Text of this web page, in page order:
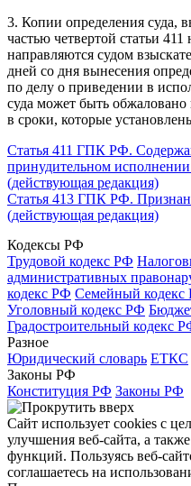
3. Копии определения суда,
частью четвертой статьи 411
направляются судом
дней со дня вынесения
по делу о приведении в
суда может быть
в сроки, которые
Статья 411 ГПК РФ.
принудительном
(действующая редакция)
Статья 413 ГПК РФ.
(действующая редакция)
Кодексы РФ
Трудовой кодекс РФ
административных
кодекс РФ Семейный кодекс
Уголовный кодекс РФ
Градостроительный кодекс
Разное
Юридический словарь ЕТКС
Законы РФ
Конституция РФ Законы РФ
Сайт использует cookies с
улучшения веб-сайта, а
функций. Пользуясь веб-
соглашаетесь на